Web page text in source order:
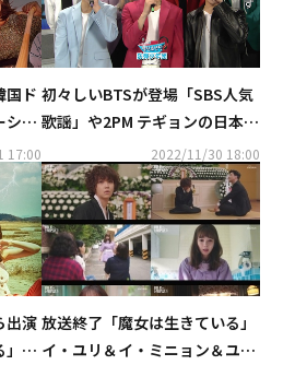
国ド
シッ
マチ
17:00
初々しいBTSが登場「SBS人気
歌謡」や2PM テギョンの日本イ
ベント＆ASTRO出演番組も！1
2月のCS衛星劇場に注目
2022/11/30 18:00
出演
」衛
放送終了「魔女は生きている」
イ・ユリ＆イ・ミニョン＆ユ